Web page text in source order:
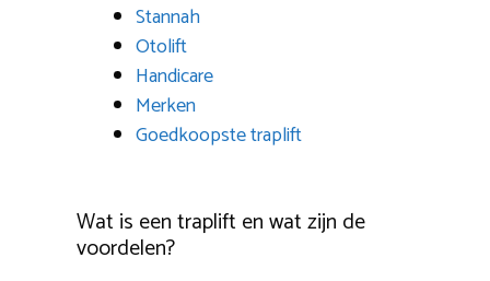
Stannah
Otolift
Handicare
Merken
Goedkoopste traplift
Wat is een traplift en wat zijn de
voordelen?